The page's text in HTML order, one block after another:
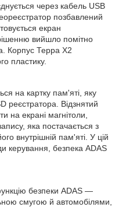
через кабель USB
позбавлений
екран
вийшло помітно
Корпус Терра Х2
пластику.
на картку пам'яті, яку
реєстратора. Відзнятий
на екрані магнітоли,
яка постачається з
внутрішній пам'яті. У цій
керування, безпека ADAS
безпеки ADAS —
смугою й автомобілями,